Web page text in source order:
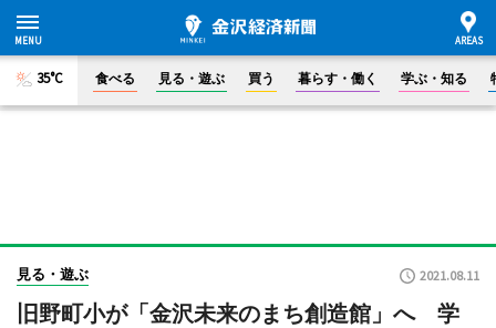
35°C 食べる 見る・遊ぶ 買う 暮らす・働く 学ぶ・知る
見る・遊ぶ 2021.08.11
旧野町小が「金沢未来のまち創造館」へ 学